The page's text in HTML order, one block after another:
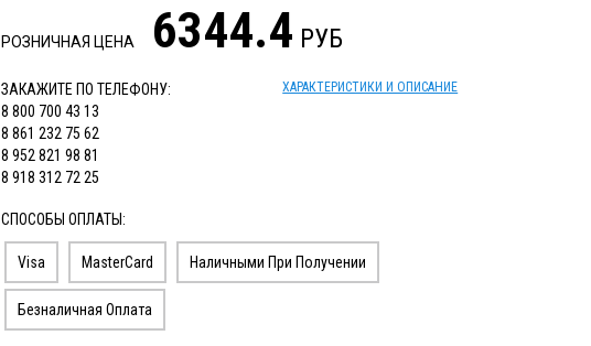
РОЗНИЧНАЯ ЦЕНА 6344.4 РУБ
ЗАКАЖИТЕ ПО ТЕЛЕФОНУ:
8 800 700 43 13
8 861 232 75 62
8 952 821 98 81
8 918 312 72 25
ХАРАКТЕРИСТИКИ И ОПИСАНИЕ
СПОСОБЫ ОПЛАТЫ:
Visa MasterCard Наличными При Получении
Безналичная Оплата